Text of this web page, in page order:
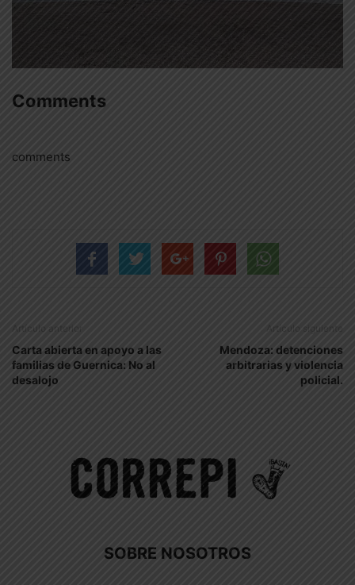
Comments
comments
Artículo anterior
Carta abierta en apoyo a las
familias de Guernica: No al
desalojo
Artículo siguiente
Mendoza: detenciones
arbitrarias y violencia
policial.
SOBRE NOSOTROS